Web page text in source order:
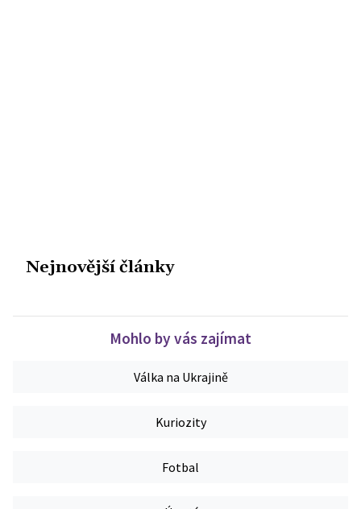
Nejnovější články
Mohlo by vás zajímat
Válka na Ukrajině
Kuriozity
Fotbal